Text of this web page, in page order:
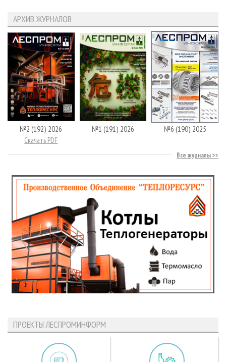
АРХИВ ЖУРНАЛОВ
№2 (192) 2026
Скачать PDF
№1 (191) 2026 №6 (190) 2025
Все журналы
ПРОЕКТЫ ЛЕСПРОМИНФОРМ